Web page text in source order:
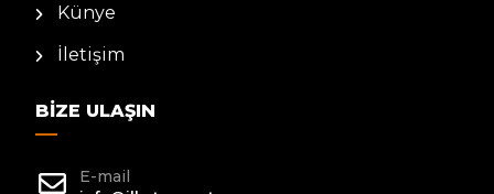
Künye
İletişim
BIZE ULAŞIN
E-mail